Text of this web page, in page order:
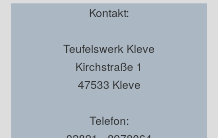
Kontakt:
Teufelswerk Kleve
Kirchstraße 1
47533 Kleve
Telefon: